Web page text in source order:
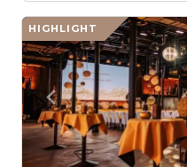
HIGHLIGHT